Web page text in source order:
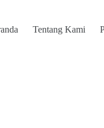
Tentang Kami